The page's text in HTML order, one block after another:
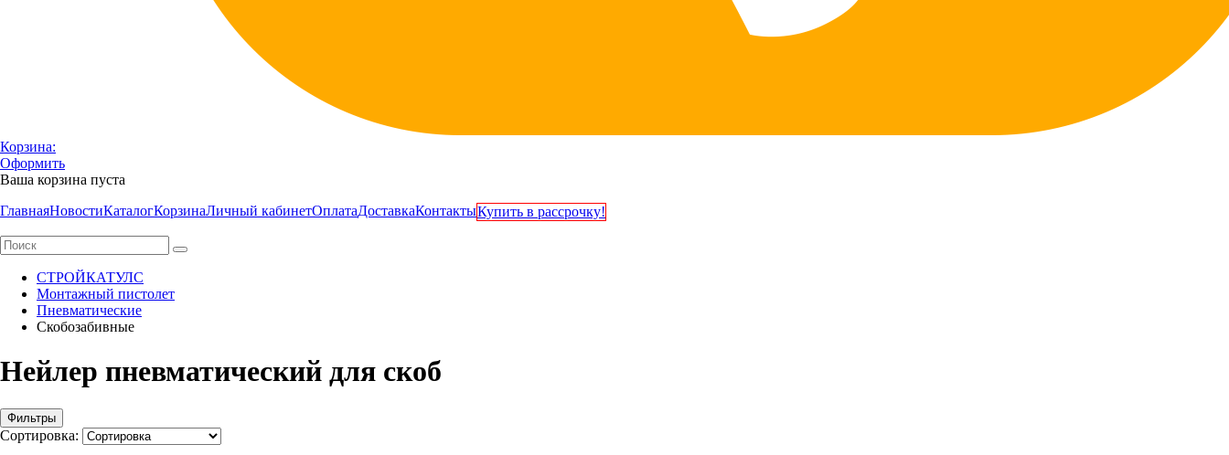
Корзина:
Оформить
Ваша корзина пуста
ГлавнаяНовостиКаталогКорзинаЛичный кабинетОплатаДоставкаКонтактыКупить в рассрочку!
СТРОЙКАТУЛС
Монтажный пистолет
Пневматические
Скобозабивные
Нейлер пневматический для скоб
Фильтры
Сортировка: